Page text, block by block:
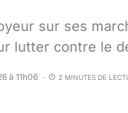
sur ses
lutter contre le
à 11h06 2 MINUTES DE